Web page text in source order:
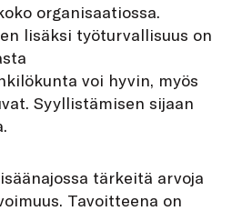
organisaatiossa.
lisäksi työturvallisuus on
voi hyvin, myös
Syyllistämisen sijaan
tärkeitä arvoja
Tavoitteena on